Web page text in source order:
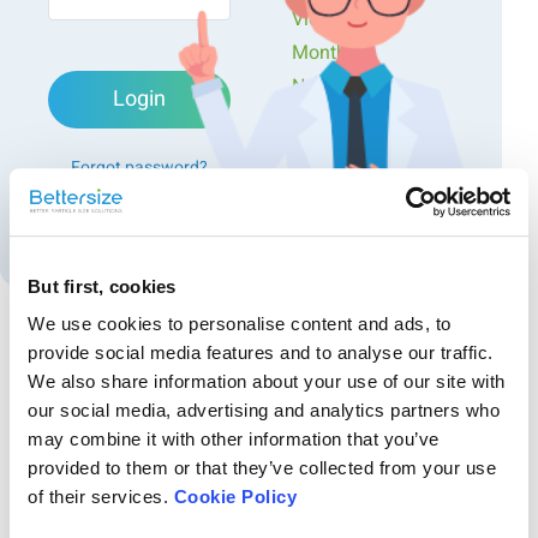
But first, cookies
We use cookies to personalise content and ads, to
provide social media features and to analyse our traffic.
We also share information about your use of our site with
our social media, advertising and analytics partners who
may combine it with other information that you’ve
provided to them or that they’ve collected from your use
of their services. Cookie Policy
Figure 1. Courbes de volume cumulé de la taille des particules des
poudres de corindon fines, moyennes et grossières en utilisant la
technique de combinaison.
Tableau 1. Paramètres critiques pour la caractérisation des
poudres abrasives de la figure 4
Login
Forgot password?
Create an account
Videos
Monthly
Newsletters
Exclusive Events...
Recommended articles
Détermination du comportement rhéologique d'une
solution de saccharose à l'aide du BeNano 180
Zeta
Cette note d'application utilise la microrhéologie par diffusion
dynamique de la lumière pour mesurer les déplacements quadratiques